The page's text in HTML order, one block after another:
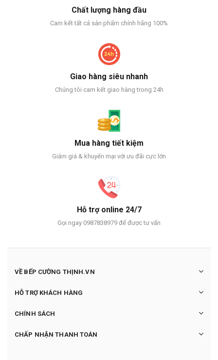
Chất lượng hàng đầu
Cam kết tất cả sản phẩm chính hãng 100%
Giao hàng siêu nhanh
Chúng tôi cam kết giao hàng trong 24h
Mua hàng tiết kiệm
Giảm giá & khuyến mại với ưu đãi cực lớn
Hỗ trợ online 24/7
Gọi ngay 0987838979 để được tư vấn
VỀ BẾP CƯỜNG THỊNH.VN
HỖ TRỢ KHÁCH HÀNG
CHÍNH SÁCH
CHẤP NHẬN THANH TOÁN